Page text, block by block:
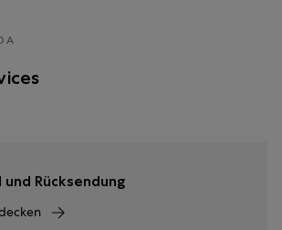
und Rücksendung